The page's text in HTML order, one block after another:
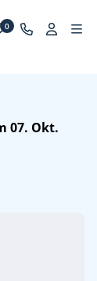
0
07. Okt.